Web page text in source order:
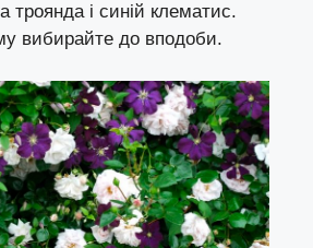
троянда і синій клематис.
вибирайте до вподоби.